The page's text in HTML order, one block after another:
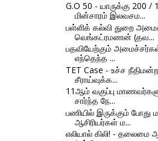
G.O 50 - யாருக்கு 200 /
மின்சாரம் இலவசம...
பள்ளிக் கல்வி துறை
வெங்கட்ரமணன் (தவ...
பதவியேற்கும்
எந்தெந்த ...
TET Case - உச்ச
சீராய்வுக்க...
11ஆம் வகுப்பு
சார்ந்த நே...
பணியில் இருக்கும்
ஆசிரியர்கள் ம...
எலியால் கிலி! - தலைமை